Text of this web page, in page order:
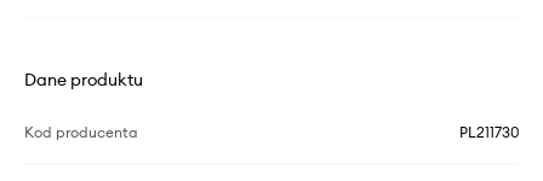
Dane produktu
Kod producenta PL211730